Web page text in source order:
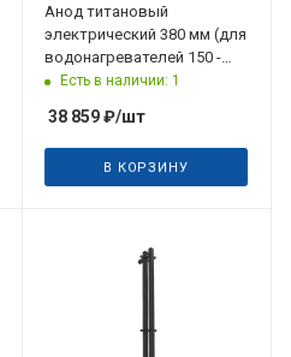
Анод титановый
электрический 380 мм (для
водонагревателей 150 -
500 литров)
Есть в наличии: 1
38 859₽/шт
В КОРЗИНУ